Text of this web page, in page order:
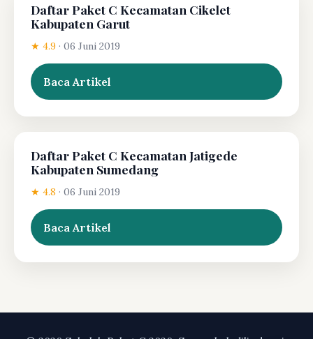
Daftar Paket C Kecamatan Cikelet
Kabupaten Garut
★ 4.9 · 06 Juni 2019
Baca Artikel
Daftar Paket C Kecamatan Jatigede
Kabupaten Sumedang
★ 4.8 · 06 Juni 2019
Baca Artikel